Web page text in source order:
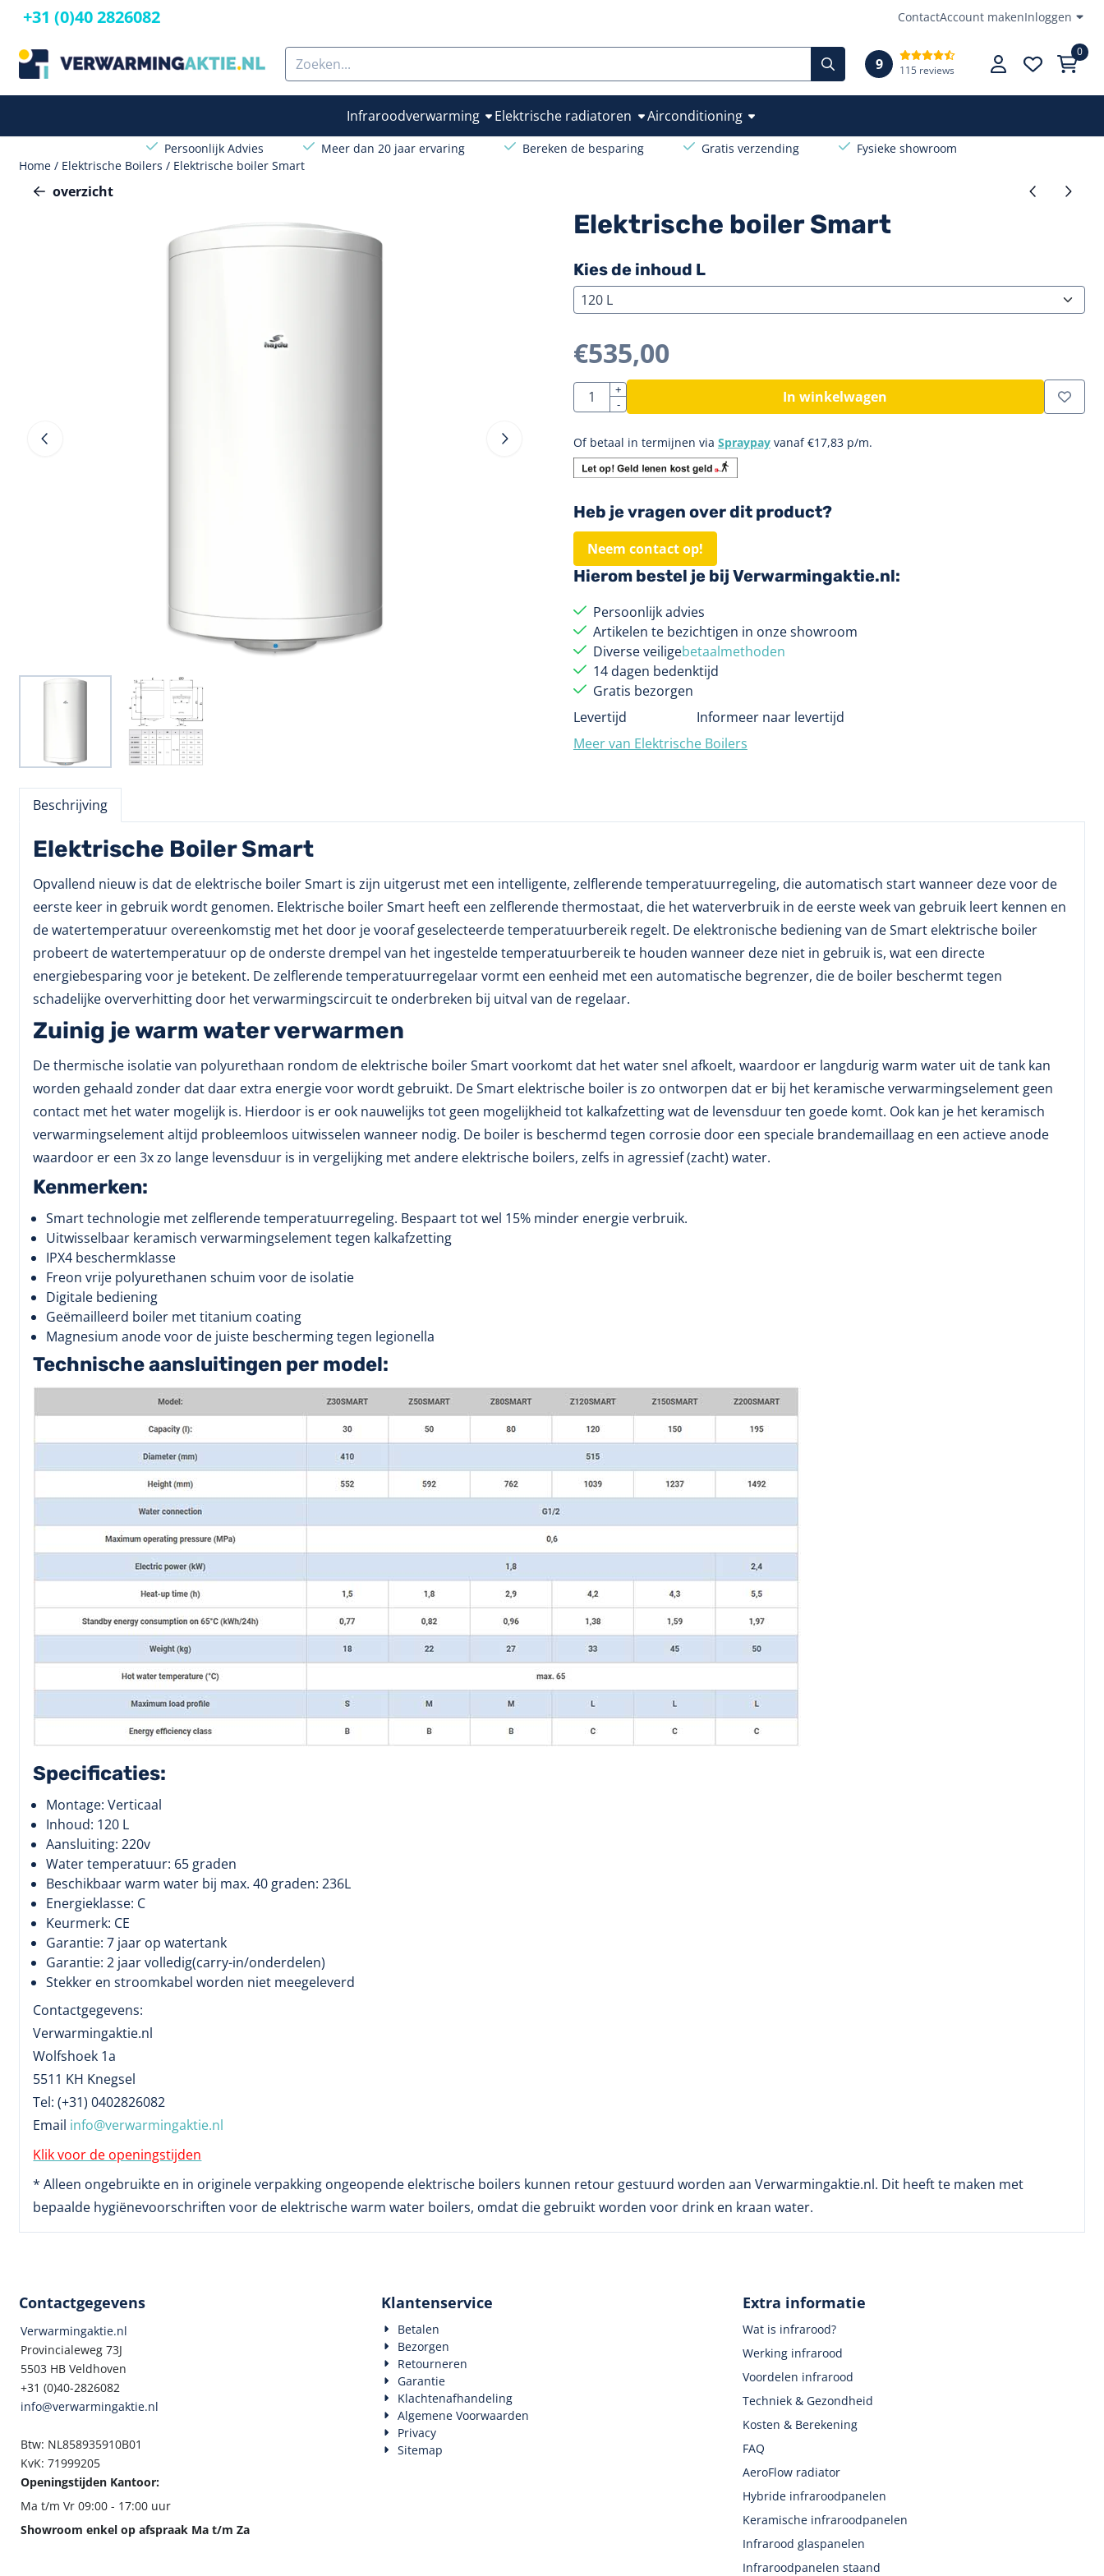
Cookievoorkeuren zijn beschikbaar. Kies instellingen of sta alle cookies toe.
+31 (0)40 2826082 ContactAccount makenInloggen
Zoeken 9 115 reviews
0
Infraroodverwarming Elektrische radiatoren Airconditioning
Persoonlijk Advies Meer dan 20 jaar ervaring Bereken de besparing Gratis verzending
Fysieke showroom
Home / Elektrische Boilers / Elektrische boiler Smart
overzicht
Elektrische boiler Smart
Kies de inhoud L
€535,00
Aantal
+
-
In winkelwagen
Of betaal in termijnen via Spraypayvanaf€17,83p/m.
Heb je vragen over dit product?
Neem contact op!
Hierom bestel je bij Verwarmingaktie.nl:
Persoonlijk advies
Artikelen te bezichtigen in onze showroom
Diverse veiligebetaalmethoden
14 dagen bedenktijd
Gratis bezorgen
Levertijd
Informeer naar levertijd
Meer van Elektrische Boilers
Beschrijving
Elektrische Boiler Smart
Opvallend nieuw is dat de elektrische boiler Smart is zijn uitgerust met een intelligente, zelflerende temperatuurregeling, die automatisch start wanneer deze voor de
eerste keer in gebruik wordt genomen. Elektrische boiler Smart heeft een zelflerende thermostaat, die het waterverbruik in de eerste week van gebruik leert kennen en
de watertemperatuur overeenkomstig met het door je vooraf geselecteerde temperatuurbereik regelt. De elektronische bediening van de Smart elektrische boiler
probeert de watertemperatuur op de onderste drempel van het ingestelde temperatuurbereik te houden wanneer deze niet in gebruik is, wat een directe
energiebesparing voor je betekent. De zelflerende temperatuurregelaar vormt een eenheid met een automatische begrenzer, die de boiler beschermt tegen
schadelijke oververhitting door het verwarmingscircuit te onderbreken bij uitval van de regelaar.
Zuinig je warm water verwarmen
De thermische isolatie van polyurethaan rondom de elektrische boiler Smart voorkomt dat het water snel afkoelt, waardoor er langdurig warm water uit de tank kan
worden gehaald zonder dat daar extra energie voor wordt gebruikt. De Smart elektrische boiler is zo ontworpen dat er bij het keramische verwarmingselement geen
contact met het water mogelijk is. Hierdoor is er ook nauwelijks tot geen mogelijkheid tot kalkafzetting wat de levensduur ten goede komt. Ook kan je het keramisch
verwarmingselement altijd probleemloos uitwisselen wanneer nodig. De boiler is beschermd tegen corrosie door een speciale brandemaillaag en een actieve anode
waardoor er een 3x zo lange levensduur is in vergelijking met andere elektrische boilers, zelfs in agressief (zacht) water.
Kenmerken:
Smart technologie met zelflerende temperatuurregeling. Bespaart tot wel 15% minder energie verbruik.
Uitwisselbaar keramisch verwarmingselement tegen kalkafzetting
IPX4 beschermklasse
Freon vrije polyurethanen schuim voor de isolatie
Digitale bediening
Geëmailleerd boiler met titanium coating
Magnesium anode voor de juiste bescherming tegen legionella
Technische aansluitingen per model:
Specificaties:
Montage: Verticaal
Inhoud: 120 L
Aansluiting: 220v
Water temperatuur: 65 graden
Beschikbaar warm water bij max. 40 graden: 236L
Energieklasse: C
Keurmerk: CE
Garantie: 7 jaar op watertank
Garantie: 2 jaar volledig(carry-in/onderdelen)
Stekker en stroomkabel worden niet meegeleverd
Contactgegevens:
Verwarmingaktie.nl
Wolfshoek 1a
5511 KH Knegsel
Tel: (+31) 0402826082
Email info@verwarmingaktie.nl
Klik voor de openingstijden
* Alleen ongebruikte en in originele verpakking ongeopende elektrische boilers kunnen retour gestuurd worden aan Verwarmingaktie.nl. Dit heeft te maken met
bepaalde hygiënevoorschriften voor de elektrische warm water boilers, omdat die gebruikt worden voor drink en kraan water.
Contactgegevens
Verwarmingaktie.nl
Provincialeweg 73J
5503 HB Veldhoven
+31 (0)40-2826082
info@verwarmingaktie.nl
Btw: NL858935910B01
KvK: 71999205
Openingstijden Kantoor:
Ma t/m Vr 09:00 - 17:00 uur
Showroom enkel op afspraak Ma t/m Za
Klantenservice
Betalen
Bezorgen
Retourneren
Garantie
Klachtenafhandeling
Algemene Voorwaarden
Privacy
Sitemap
Extra informatie
Wat is infrarood?
Werking infrarood
Voordelen infrarood
Techniek & Gezondheid
Kosten & Berekening
FAQ
AeroFlow radiator
Hybride infraroodpanelen
Keramische infraroodpanelen
Infrarood glaspanelen
Infraroodpanelen staand